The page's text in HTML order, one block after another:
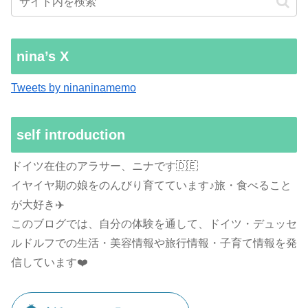
nina’s X
Tweets by ninaninamemo
self introduction
ドイツ在住のアラサー、ニナです🇩🇪
イヤイヤ期の娘をのんびり育てています♪旅・食べること
が大好き✈️
このブログでは、自分の体験を通して、ドイツ・デュッセ
ルドルフでの生活・美容情報や旅行情報・子育て情報を発
信しています❤️